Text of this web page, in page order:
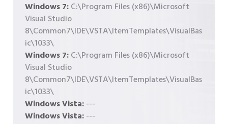
Windows 7:C:\Program Files (x86)\Microsoft
Visual Studio
8\Common7\IDE\VSTA\ItemTemplates\VisualBas
ic\1033\
Windows 7:C:\Program Files (x86)\Microsoft
Visual Studio
8\Common7\IDE\VSTA\ItemTemplates\VisualBas
ic\1033\
Windows Vista:---
Windows Vista:---